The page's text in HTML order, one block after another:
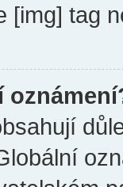
[img] tag